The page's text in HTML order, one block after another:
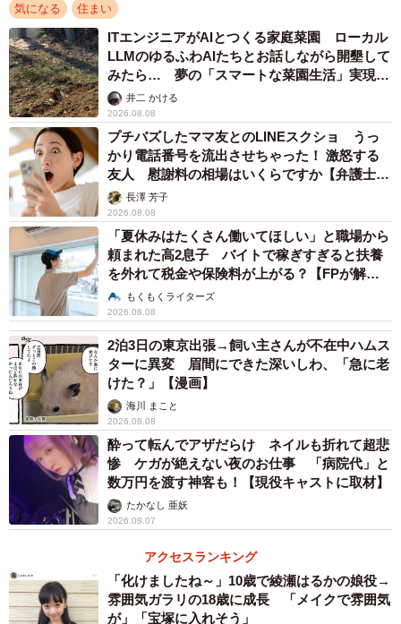
また、新築一戸建における新築狭小戸建の掲載割合も、
2020年の1.2％から2025年では2.5％と増加しており、市場
全体の供給件数に対してまだ僅かではあるものの、建築コ
ストや地価上昇などによる住宅価格高騰を背景に、少しず
つ需要が高まっていることがうかがえました。
4/4
東京23区の狭小戸建の掲載価格推移（提供画像）
東京23区における「狭小戸建の掲載価格」の推移を見る
と、敷地面積が100平米前後の一般的な戸建住宅は年々価格
が上昇する傾向にあり、2026年の初動では平均で「1億232
万円」。
一方、同じ新築でも狭小戸建は約半額の「5157万円」とな
っていて、住宅価格が高騰を続ける現在にあって価格優位
性が極めて高いことが浮き彫りになりました。
気になる 住まい
ITエンジニアがAIとつくる家庭菜園 ローカル
LLMのゆるふわAIたちとお話しながら開墾して
みたら… 夢の「スマートな菜園生活」実現な
るか井二 かける
2026.08.08
プチバズしたママ友とのLINEスクショ うっ
かり電話番号を流出させちゃった！ 激怒する
友人 慰謝料の相場はいくらですか【弁護士が
解説】長澤 芳子
2026.08.08
「夏休みはたくさん働いてほしい」と職場から
頼まれた高2息子 バイトで稼ぎすぎると扶養
を外れて税金や保険料が上がる？【FPが解
説】もくもくライターズ
2026.08.08
2泊3日の東京出張→飼い主さんが不在中ハムス
ターに異変 眉間にできた深いしわ、「急に老
けた？」【漫画】
海川 まこと
2026.08.08
酔って転んでアザだらけ ネイルも折れて超悲
惨 ケガが絶えない夜のお仕事 「病院代」と
数万円を渡す神客も！【現役キャストに取材】
たかなし 亜妖
2026.08.07
アクセスランキング
「化けましたね～」10歳で綾瀬はるかの娘役→
雰囲気ガラリの18歳に成長 「メイクで雰囲気
が」「宝塚に入れそう」